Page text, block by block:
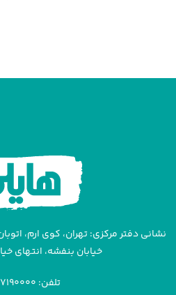
نشانی دفتر مرکزی: تهران، کوی ارم،
خیابان بنفشه، انتهای
تلفن: ۰۲۱۴۷۱۹۰۰۰۰